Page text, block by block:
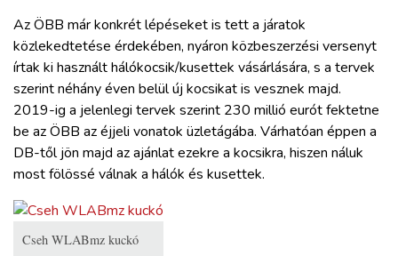
Az ÖBB már konkrét lépéseket is tett a járatok
közlekedtetése érdekében, nyáron közbeszerzési versenyt
írtak ki használt hálókocsik/kusettek vásárlására, s a tervek
szerint néhány éven belül új kocsikat is vesznek majd.
2019-ig a jelenlegi tervek szerint 230 millió eurót fektetne
be az ÖBB az éjjeli vonatok üzletágába. Várhatóan éppen a
DB-től jön majd az ajánlat ezekre a kocsikra, hiszen náluk
most fölössé válnak a hálók és kusettek.
Cseh WLABmz kuckó